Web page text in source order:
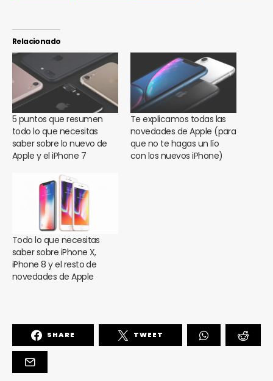
Relacionado
5 puntos que resumen
todo lo que necesitas
saber sobre lo nuevo de
Apple y el iPhone 7
Te explicamos todas las
novedades de Apple (para
que no te hagas un lío
con los nuevos iPhone)
Todo lo que necesitas
saber sobre iPhone X,
iPhone 8 y el resto de
novedades de Apple
SHARE TWEET